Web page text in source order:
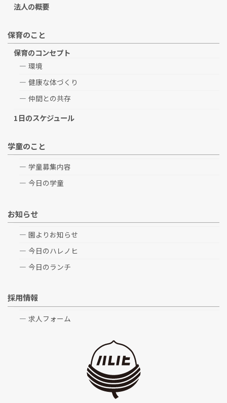
法人の概要
保育のこと
保育のコンセプト
環境
健康な体づくり
仲間との共存
1日のスケジュール
学童のこと
学童募集内容
今日の学童
お知らせ
園よりお知らせ
今日のハレノヒ
今日のランチ
採用情報
求人フォーム